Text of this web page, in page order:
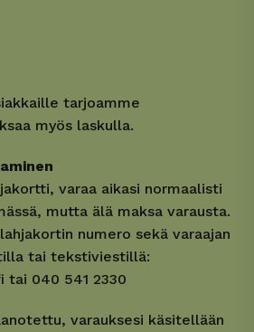
tarjoamme
myös laskulla.
varaa aikasi normaalisti
mutta älä maksa varausta.
numero sekä varaajan
tai tekstiviestillä:
tai 040 541 2330
varauksesi käsitellään